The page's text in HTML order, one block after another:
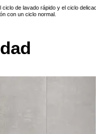
de lavado rápido y el ciclo
con un ciclo normal.